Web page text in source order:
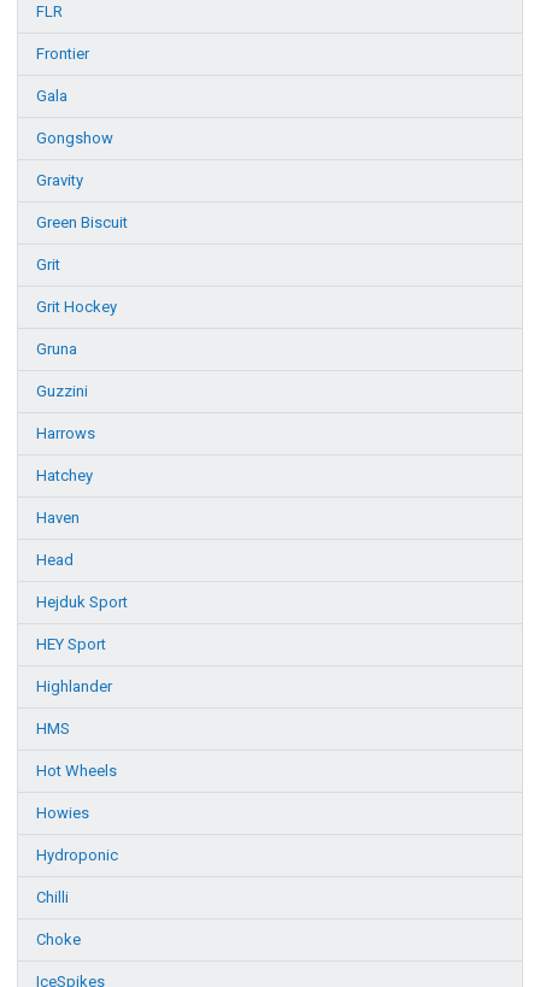
FLR
Frontier
Gala
Gongshow
Gravity
Green Biscuit
Grit
Grit Hockey
Gruna
Guzzini
Harrows
Hatchey
Haven
Head
Hejduk Sport
HEY Sport
Highlander
HMS
Hot Wheels
Howies
Hydroponic
Chilli
Choke
IceSpikes